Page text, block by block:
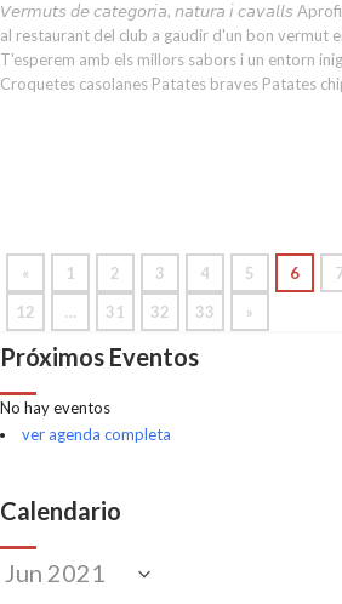
𝘝𝘦𝘳𝘮𝘶𝘵𝘴 𝘥𝘦 𝘤𝘢𝘵𝘦𝘨𝘰𝘳𝘪𝘢, 𝘯𝘢𝘵𝘶𝘳𝘢 𝘪 𝘤𝘢𝘷𝘢𝘭𝘭𝘴
al restaurant del club a gaudir d'un bon vermut
T'esperem amb els millors sabors i un entorn
Croquetes casolanes Patates braves Patates
« 1 2 3 4 5 6
12
… 31 32 33 »
Próximos Eventos
No hay eventos
ver agenda completa
Calendario